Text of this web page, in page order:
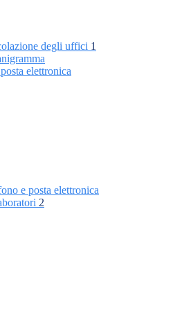
degli uffici 1
elettronica
e posta elettronica
2